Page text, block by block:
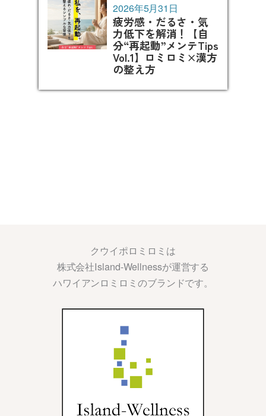
疲労感・だるさ・気
力低下を解消！【自
分“再起動”メンテTips
Vol.1】ロミロミ×漢方
の整え方
2026年5月31日
クウイポロミロミは
株式会社Island-Wellnessが運営する
ハワイアンロミロミのブランドです。